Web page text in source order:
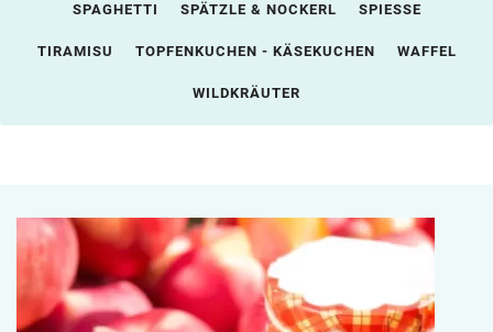
SPAGHETTI SPÄTZLE & NOCKERL SPIESSE
TIRAMISU TOPFENKUCHEN - KÄSEKUCHEN WAFFEL
WILDKRÄUTER